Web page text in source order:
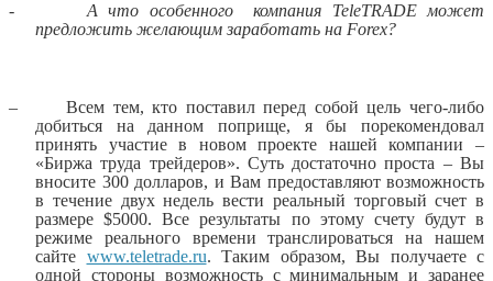
- А что особенного компания TeleTRADEможет
предложить желающим заработать на Forex?
–
Всем тем, кто поставил перед собой цель чего-либо
добиться на данном поприще, я бы порекомендовал
принять участие в новом проекте нашей компании –
«Биржа труда трейдеров». Суть достаточно проста – Вы
вносите 300 долларов, и Вам предоставляют возможность
в течение двух недель вести реальный торговый счет в
размере $5000. Все результаты по этому счету будут в
режиме реального времени транслироваться на нашем
сайте www.teletrade.ru. Таким образом, Вы получаете с
одной стороны возможность с минимальным и заранее